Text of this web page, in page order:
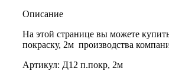
Описание
На этой странице вы можете
покраску, 2м производства
Артикул: Д12 п.покр, 2м